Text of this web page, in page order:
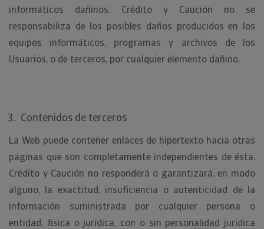
informáticos dañinos. Crédito y Caución no se
responsabiliza de los posibles daños producidos en los
equipos informáticos, programas y archivos de los
Usuarios, o de terceros, por cualquier elemento dañino.
Contenidos de terceros
La Web puede contener enlaces de hipertexto hacia otras
páginas que son completamente independientes de ésta.
Crédito y Caución no responderá o garantizará, en modo
alguno, la exactitud, insuficiencia o autenticidad de la
información suministrada por cualquier persona o
entidad, física o jurídica, con o sin personalidad jurídica